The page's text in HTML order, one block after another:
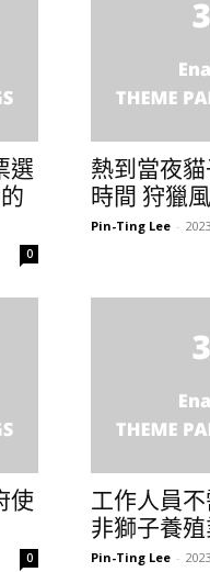
選
0
熱到當夜
時間 狩獵
Pin-Ting Lee -
使
0
工作人員
非獅子養
Pin-Ting Lee -